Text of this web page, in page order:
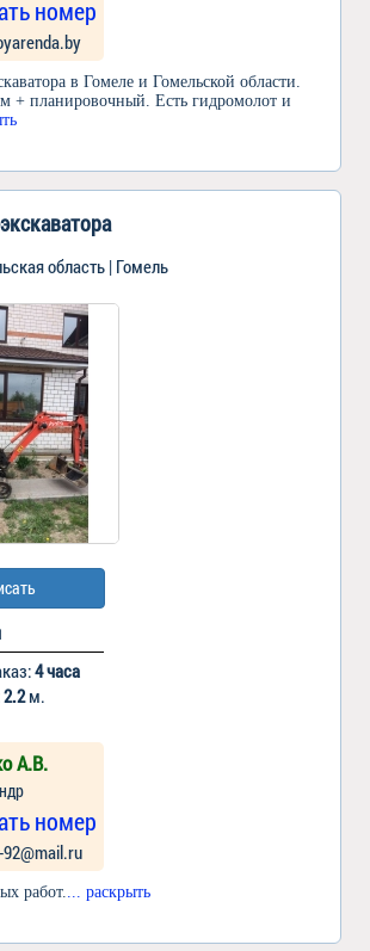
номер
в Гомеле и Гомельской области.
+ планировочный. Есть гидромолот и
область | Гомель
4 часа
2.2м.
А.В.
номер
работ.... раскрыть